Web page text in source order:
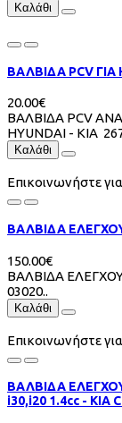
Καλάθι
ΒΑΛΒΙΔΑ PCV ΓΙΑ
20.00€
ΒΑΛΒΙΔΑ PCV
HYUNDAI - KIA
Καλάθι
Επικοινωνήστε
ΒΑΛΒΙΔΑ
150.00€
ΒΑΛΒΙΔΑ
03020..
Καλάθι
Επικοινωνήστε
ΒΑΛΒΙΔΑ
i30,i20 1.4cc - KIA